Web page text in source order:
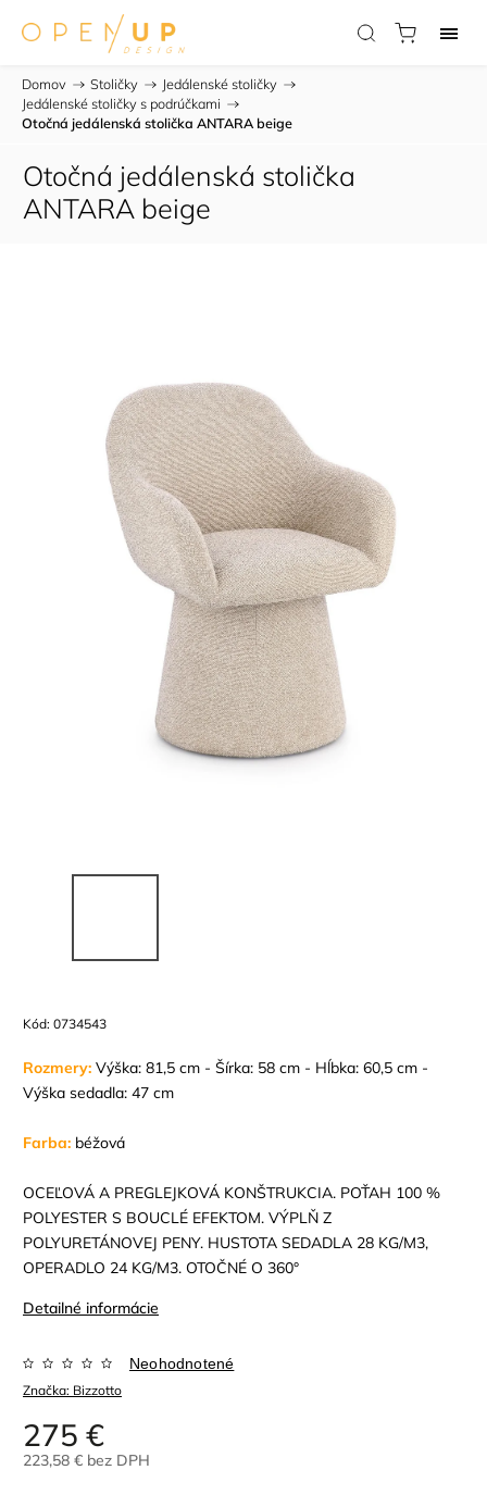
Domov / Stoličky / Jedálenské stoličky /
Jedálenské stoličky s podrúčkami /
Otočná jedálenská stolička ANTARA beige
Otočná jedálenská stolička
ANTARA beige
Kód: 0734543
Rozmery: Výška: 81,5 cm - Šírka: 58 cm - Hĺbka: 60,5 cm -
Výška sedadla: 47 cm
Farba: béžová
OCEĽOVÁ A PREGLEJKOVÁ KONŠTRUKCIA. POŤAH 100 %
POLYESTER S BOUCLÉ ​​EFEKTOM. VÝPLŇ Z
POLYURETÁNOVEJ PENY. HUSTOTA SEDADLA 28 KG/M3,
OPERADLO 24 KG/M3. OTOČNÉ O 360°
Detailné informácie
Značka: Bizzotto
Neohodnotené
275 €
223,58 € bez DPH